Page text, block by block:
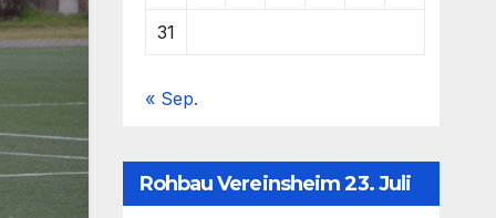
31
« Sep.
Rohbau Vereinsheim 23. Juli